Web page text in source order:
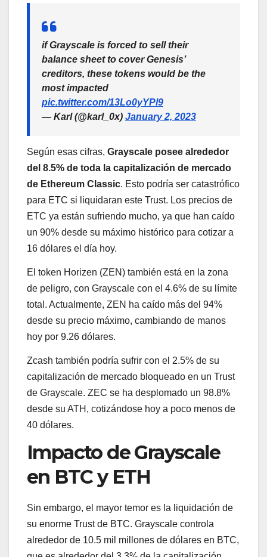
if Grayscale is forced to sell their
balance sheet to cover Genesis’
creditors, these tokens would be the
most impacted
pic.twitter.com/13Lo0yYPl9
— Karl (@karl_0x) January 2, 2023
Según esas cifras, Grayscale posee alrededor
del 8.5% de toda la capitalización de mercado
de Ethereum Classic. Esto podría ser catastrófico
para ETC si liquidaran este Trust. Los precios de
ETC ya están sufriendo mucho, ya que han caído
un 90% desde su máximo histórico para cotizar a
16 dólares el día hoy.
El token Horizen (ZEN) también está en la zona
de peligro, con Grayscale con el 4.6% de su límite
total. Actualmente, ZEN ha caído más del 94%
desde su precio máximo, cambiando de manos
hoy por 9.26 dólares.
Zcash también podría sufrir con el 2.5% de su
capitalización de mercado bloqueado en un Trust
de Grayscale. ZEC se ha desplomado un 98.8%
desde su ATH, cotizándose hoy a poco menos de
40 dólares.
Impacto de Grayscale
en BTC y ETH
Sin embargo, el mayor temor es la liquidación de
su enorme Trust de BTC. Grayscale controla
alrededor de 10.5 mil millones de dólares en BTC,